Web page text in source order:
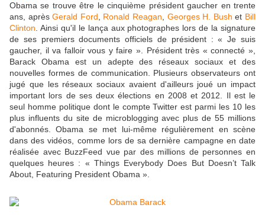
Obama se trouve être le cinquième président gaucher en trente
ans, aprèsGerald Ford Ronald Reagan Georges H. Bush et Bill
Clinton . Ainsi qu'il le lança aux photographes lors de la signature
de ses premiers documents officiels de président : « Je suis
gaucher, il va falloir vous y faire ». Président très « connecté »,
Barack Obama est un adepte des réseaux sociaux et des
nouvelles formes de communication. Plusieurs observateurs ont
jugé que les réseaux sociaux avaient d'ailleurs joué un impact
important lors de ses deux élections en 2008 et 2012. Il est le
seul homme politique dont le compte Twitter est parmi les 10 les
plus influents du site de microblogging avec plus de 55 millions
d'abonnés. Obama se met lui-même régulièrement en scène
dans des vidéos, comme lors de sa dernière campagne en date
réalisée avec BuzzFeed vue par des millions de personnes en
quelques heures : « Things Everybody Does But Doesn’t Talk
About, Featuring President Obama ».